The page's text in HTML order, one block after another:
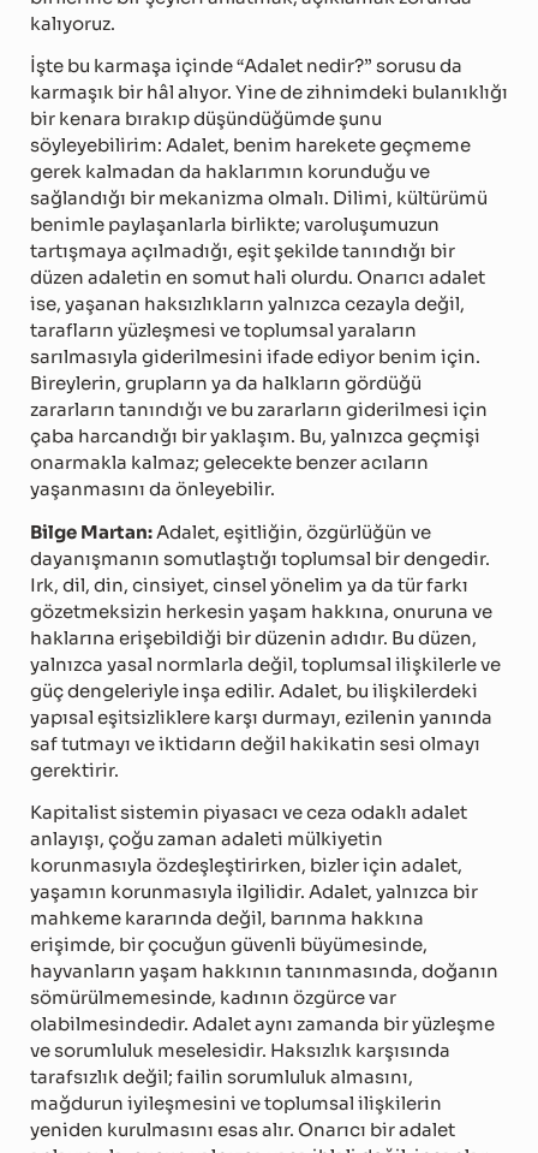
kalıyoruz.
İşte bu karmaşa içinde “Adalet nedir?” sorusu da
karmaşık bir hâl alıyor. Yine de zihnimdeki bulanıklığı
bir kenara bırakıp düşündüğümde şunu
söyleyebilirim: Adalet, benim harekete geçmeme
gerek kalmadan da haklarımın korunduğu ve
sağlandığı bir mekanizma olmalı. Dilimi, kültürümü
benimle paylaşanlarla birlikte; varoluşumuzun
tartışmaya açılmadığı, eşit şekilde tanındığı bir
düzen adaletin en somut hali olurdu. Onarıcı adalet
ise, yaşanan haksızlıkların yalnızca cezayla değil,
tarafların yüzleşmesi ve toplumsal yaraların
sarılmasıyla giderilmesini ifade ediyor benim için.
Bireylerin, grupların ya da halkların gördüğü
zararların tanındığı ve bu zararların giderilmesi için
çaba harcandığı bir yaklaşım. Bu, yalnızca geçmişi
onarmakla kalmaz; gelecekte benzer acıların
yaşanmasını da önleyebilir.
Bilge Martan: Adalet, eşitliğin, özgürlüğün ve
dayanışmanın somutlaştığı toplumsal bir dengedir.
Irk, dil, din, cinsiyet, cinsel yönelim ya da tür farkı
gözetmeksizin herkesin yaşam hakkına, onuruna ve
haklarına erişebildiği bir düzenin adıdır. Bu düzen,
yalnızca yasal normlarla değil, toplumsal ilişkilerle ve
güç dengeleriyle inşa edilir. Adalet, bu ilişkilerdeki
yapısal eşitsizliklere karşı durmayı, ezilenin yanında
saf tutmayı ve iktidarın değil hakikatin sesi olmayı
gerektirir.
Kapitalist sistemin piyasacı ve ceza odaklı adalet
anlayışı, çoğu zaman adaleti mülkiyetin
korunmasıyla özdeşleştirirken, bizler için adalet,
yaşamın korunmasıyla ilgilidir. Adalet, yalnızca bir
mahkeme kararında değil, barınma hakkına
erişimde, bir çocuğun güvenli büyümesinde,
hayvanların yaşam hakkının tanınmasında, doğanın
sömürülmemesinde, kadının özgürce var
olabilmesindedir. Adalet aynı zamanda bir yüzleşme
ve sorumluluk meselesidir. Haksızlık karşısında
tarafsızlık değil; failin sorumluluk almasını,
mağdurun iyileşmesini ve toplumsal ilişkilerin
yeniden kurulmasını esas alır. Onarıcı bir adalet